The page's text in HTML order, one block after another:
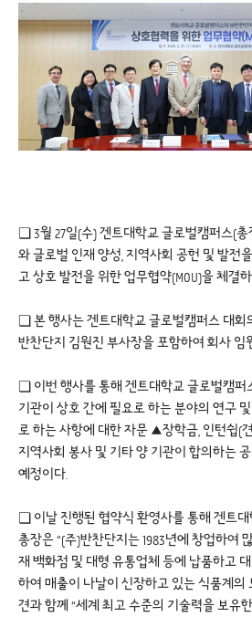
❏ 3월 27일(수) 겐트대학교 글로벌캠퍼스(
와 글로벌 인재 양성, 지역사회 공헌 및 발전
고 상호 발전을 위한 업무협약(MOU)을 체결
❏ 본 행사는 겐트대학교 글로벌캠퍼스 대회
반찬단지 김원진 부사장을 포함하여 회사 임
❏ 이번 행사를 통해 겐트대학교 글로벌캠
기관이 상호 간에 필요로 하는 분야의 연구
로 하는 사항에 대한 자문 ▲장학금, 인턴쉽(
지역사회 봉사 및 기타 양 기관이 합의하는
예정이다.
❏ 이날 진행된 협약식 환영사를 통해 겐트
총장은 “(주)반찬단지는 1983년에 창업하여
재 백화점 및 대형 유통업체 등에 납품하고
하여 매출이 나날이 신장하고 있는 식품계의
견과 함께 “세계 최고 수준의 기술력을 보유